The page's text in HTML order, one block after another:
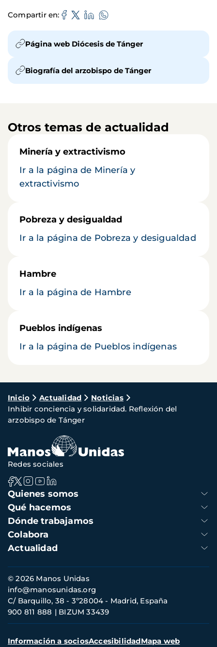
Compartir en
Página web Diócesis de Tánger
Biografía del arzobispo de Tánger
Otros temas de actualidad
Minería y extractivismo
Ir a la página de Minería y
extractivismo
Pobreza y desigualdad
Ir a la página de Pobreza y desigualdad
Hambre
Ir a la página de Hambre
Pueblos indígenas
Ir a la página de Pueblos indígenas
Ruta
de
navegación
Inicio Actualidad
Noticias
Inhibir conciencia y solidaridad. Reflexión del
arzobispo de Tánger
Navegación
principal
Quienes somos
Qué hacemos
Dónde trabajamos
Colabora
Actualidad
Redes sociales
Información
de
contacto
© 2026 Manos Unidas
C/ Barquillo, 38 - 3º28004 - Madrid, España
900 811 888
BIZUM 33439
info@manosunidas.org
Menú
Información a sociosAccesibilidadMapa web